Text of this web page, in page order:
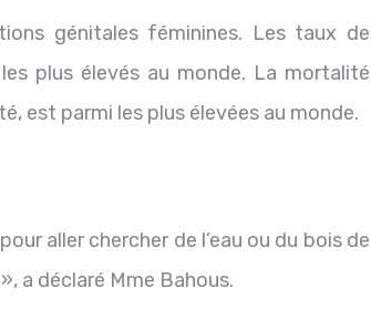
génitales féminines. Les taux de
plus élevés au monde. La mortalité
est parmi les plus élevées au monde.
aller chercher de l’eau ou du bois de
a déclaré Mme Bahous.